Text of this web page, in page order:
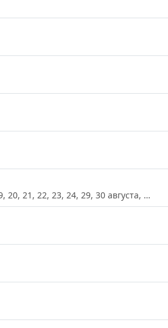
20, 21, 22, 23, 24, 29, 30 августа, …